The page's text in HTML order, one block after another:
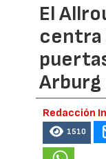
El
centra
Arburg
Redacción
1510